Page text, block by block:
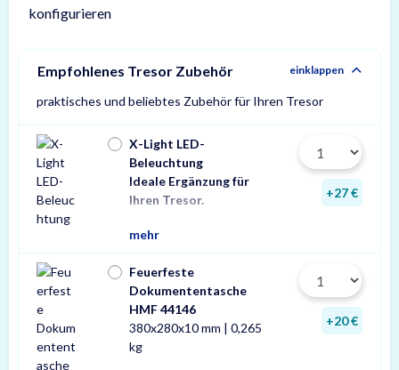
konfigurieren
Empfohlenes Tresor Zubehör einklappen
praktisches und beliebtes Zubehör für Ihren Tresor
X-Light LED-
Beleuchtung
Ideale Ergänzung für
Ihren Tresor.
Wir empfehlen
Leuchte pro
ein Stück
mehr
+27 €
Feuerfeste
Dokumententasche
HMF 44146
380x280x10 mm | 0,265
kg
+20 €